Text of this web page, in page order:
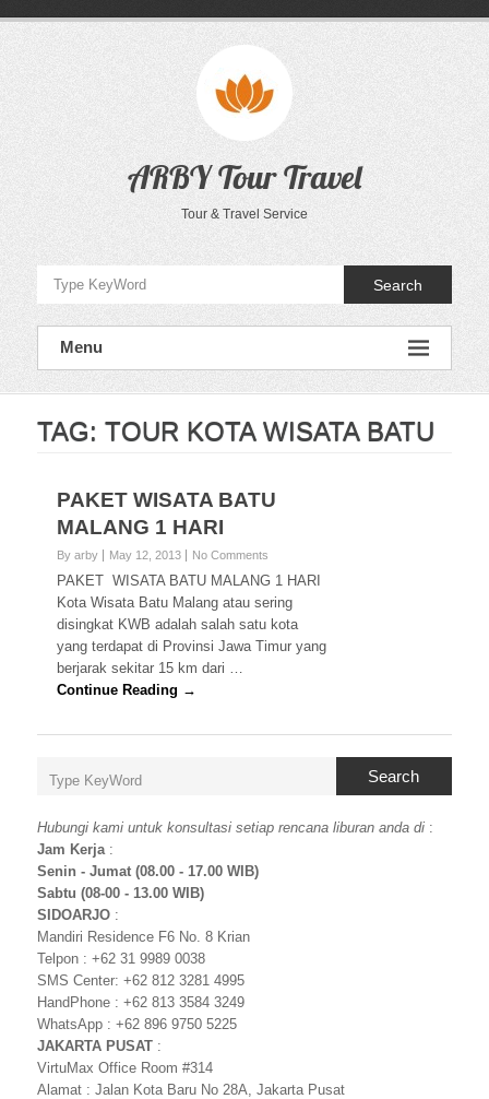
ARBY Tour Travel
Tour & Travel Service
Search
Menu
TAG: TOUR KOTA WISATA BATU
PAKET WISATA BATU
MALANG 1 HARI
By arby May 12, 2013 No Comments
PAKET WISATA BATU MALANG 1 HARI
Kota Wisata Batu Malang atau sering
disingkat KWB adalah salah satu kota
yang terdapat di Provinsi Jawa Timur yang
berjarak sekitar 15 km dari …
Continue Reading →
Search
Hubungi kami untuk konsultasi setiap rencana liburan anda di :
Jam Kerja:
Senin - Jumat (08.00 - 17.00 WIB)
Sabtu (08-00 - 13.00 WIB)
SIDOARJO :
Mandiri Residence F6 No. 8 Krian
Telpon : +62 31 9989 0038
SMS Center: +62 812 3281 4995
HandPhone : +62 813 3584 3249
WhatsApp : +62 896 9750 5225
JAKARTA PUSAT :
VirtuMax Office Room #314
Alamat : Jalan Kota Baru No 28A, Jakarta Pusat